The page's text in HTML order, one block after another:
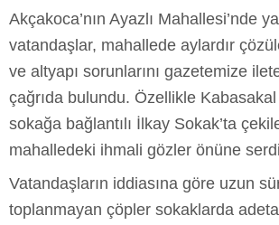
Akçakoca’nın Ayazlı Mahallesi’nde
vatandaşlar, mahallede aylardır
ve altyapı sorunlarını gazetemize
çağrıda bulundu. Özellikle
sokağa bağlantılı İlkay Sokak’ta
mahalledeki ihmali gözler önüne
Vatandaşların iddiasına göre uzun
toplanmayan çöpler sokaklarda